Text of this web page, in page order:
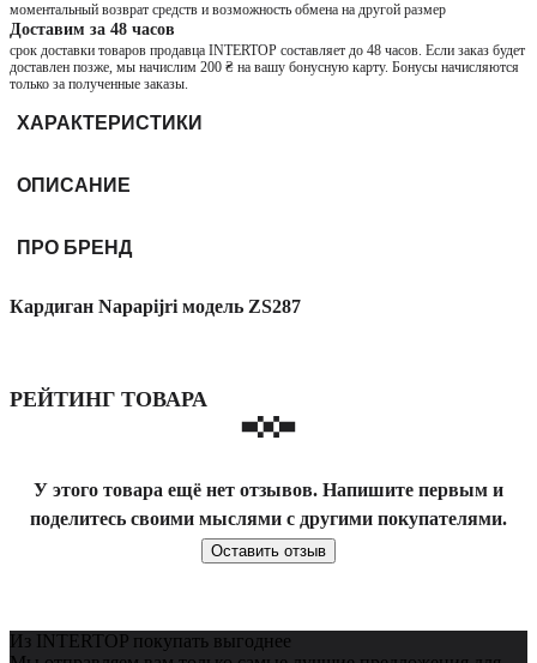
моментальный возврат средств и возможность обмена на другой размер
Доставим за 48 часов
срок доставки товаров продавца INTERTOP составляет до 48 часов. Если заказ будет
доставлен позже, мы начислим 200 ₴ на вашу бонусную карту. Бонусы начисляются
только за полученные заказы.
ХАРАКТЕРИСТИКИ
ОПИСАНИЕ
ПРО БРЕНД
Кардиган Napapijri модель ZS287
РЕЙТИНГ ТОВАРА
У этого товара ещё нет отзывов. Напишите первым и
поделитесь своими мыслями с другими покупателями.
Оставить отзыв
Из INTERTOP покупать выгоднее